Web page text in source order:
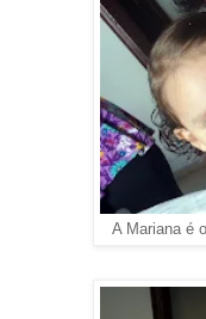
A Mariana é